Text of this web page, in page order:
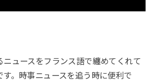
ニュースをフランス語で纏めてくれて
す。時事ニュースを追う時に便利で